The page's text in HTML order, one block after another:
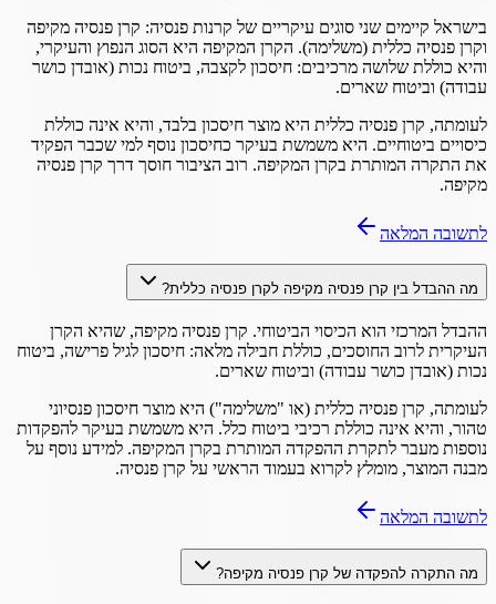
בישראל קיימים שני סוגים עיקריים של קרנות פנסיה: קרן פנסיה מקיפה
וקרן פנסיה כללית (משלימה). הקרן המקיפה היא הסוג הנפוץ והעיקרי,
והיא כוללת שלושה מרכיבים: חיסכון לקצבה, ביטוח נכות (אובדן כושר
עבודה) וביטוח שארים.
לעומתה, קרן פנסיה כללית היא מוצר חיסכון בלבד, והיא אינה כוללת
כיסויים ביטוחיים. היא משמשת בעיקר כחיסכון נוסף למי שכבר הפקיד
את התקרה המותרת בקרן המקיפה. רוב הציבור חוסך דרך קרן פנסיה
מקיפה.
לתשובה המלאה
מה ההבדל בין קרן פנסיה מקיפה לקרן פנסיה כללית?
ההבדל המרכזי הוא הכיסוי הביטוחי. קרן פנסיה מקיפה, שהיא הקרן
העיקרית לרוב החוסכים, כוללת חבילה מלאה: חיסכון לגיל פרישה, ביטוח
נכות (אובדן כושר עבודה) וביטוח שארים.
לעומתה, קרן פנסיה כללית (או "משלימה") היא מוצר חיסכון פנסיוני
טהור, והיא אינה כוללת רכיבי ביטוח כלל. היא משמשת בעיקר להפקדות
נוספות מעבר לתקרת ההפקדה המותרת בקרן המקיפה. למידע נוסף על
מבנה המוצר, מומלץ לקרוא בעמוד הראשי על קרן פנסיה.
לתשובה המלאה
מה התקרה להפקדה של קרן פנסיה מקיפה?